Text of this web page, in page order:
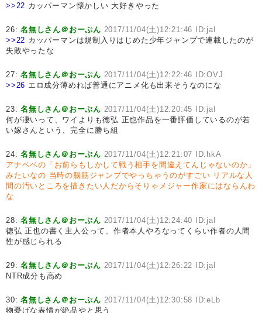
>>22 カッパーマン懐かしい 大好きやった
26:名無しさん＠おーぷん 2017/11/04(土)12:21:46 ID:jaI
>>22 カッパーマンは規制入りはじめた少年ジャンプで連載したのが
失敗やったな
27:名無しさん＠おーぷん 2017/11/04(土)12:22:46 ID:OVJ
>>26 エロ成分薄めれば普通にアニメ化も出来そうなのにな
23:名無しさん＠おーぷん 2017/11/04(土)12:20:45 ID:jaI
何が凄いって、ワイよりも徳弘 正也作品を一番評価しているのが若
い嫁さんという、完全に勝ち組
24:名無しさん＠おーぷん 2017/11/04(土)12:21:07 ID:hkA
アナベベの「お前らもしかして戦う相手を間違えてんじゃないのか」
みたいなの 当時の脳筋ジャンプでやっちゃうのがすごい リアルな人
間の汚いところを描きたい人だからそりゃメジャー作家にはならんわ
な
28:名無しさん＠おーぷん 2017/11/04(土)12:24:40 ID:jaI
徳弘 正也の書く主人公って、作者本人やろなってくらい作者の人間
性が感じられる
29:名無しさん＠おーぷん 2017/11/04(土)12:26:22 ID:jaI
NTR成分も高め
30:名無しさん＠おーぷん 2017/11/04(土)12:30:58 ID:eLb
物憂げな表情が絶品やと思う